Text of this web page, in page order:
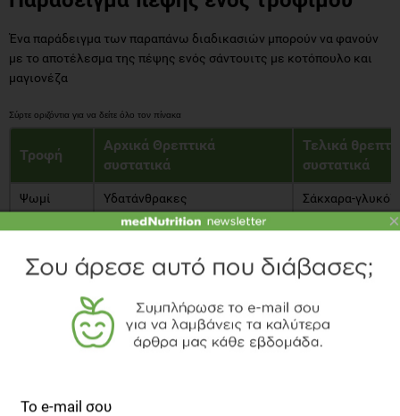
Ένα παράδειγμα των παραπάνω διαδικασιών μπορούν να φανούν
με το αποτέλεσμα της πέψης ενός σάντουιτς με κοτόπουλο και
μαγιονέζα
Τροφή
Αρχικά Θρεπτικά
συστατικά
Τελικά
συστατικά
Ψωμί Υδατάνθρακες Σάκχαρα-
Κοτόπουλο Πρωτεΐνες Αμινοξέα
Μαγιονέζα Λίπος Λιπαρά οξέα
Όπως φαίνεται, τα αρχικά θρεπτικά συστατικά των τροφίμων
μετατρέπονται στους αντίστοιχους μεταβολίτες με την βοήθεια
×